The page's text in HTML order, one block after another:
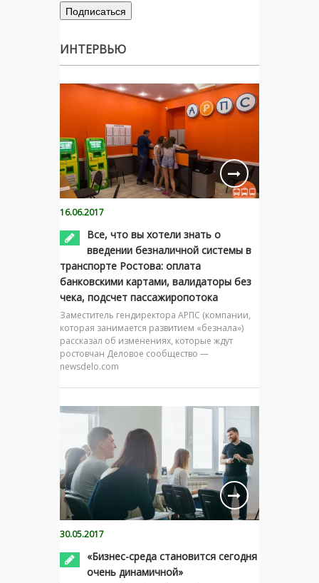
ИНТЕРВЬЮ
16.06.2017
Все, что вы хотели знать о
введении безналичной системы в
транспорте Ростова: оплата
банковскими картами, валидаторы без
чека, подсчет пассажиропотока
Заместитель гендиректора АРПС (компании,
которая занимается развитием «безнала»)
рассказал об изменениях, которые ждут
ростовчан Деловое сообщество —
newsdelo.com
30.05.2017
«Бизнес-среда становится сегодня
очень динамичной»